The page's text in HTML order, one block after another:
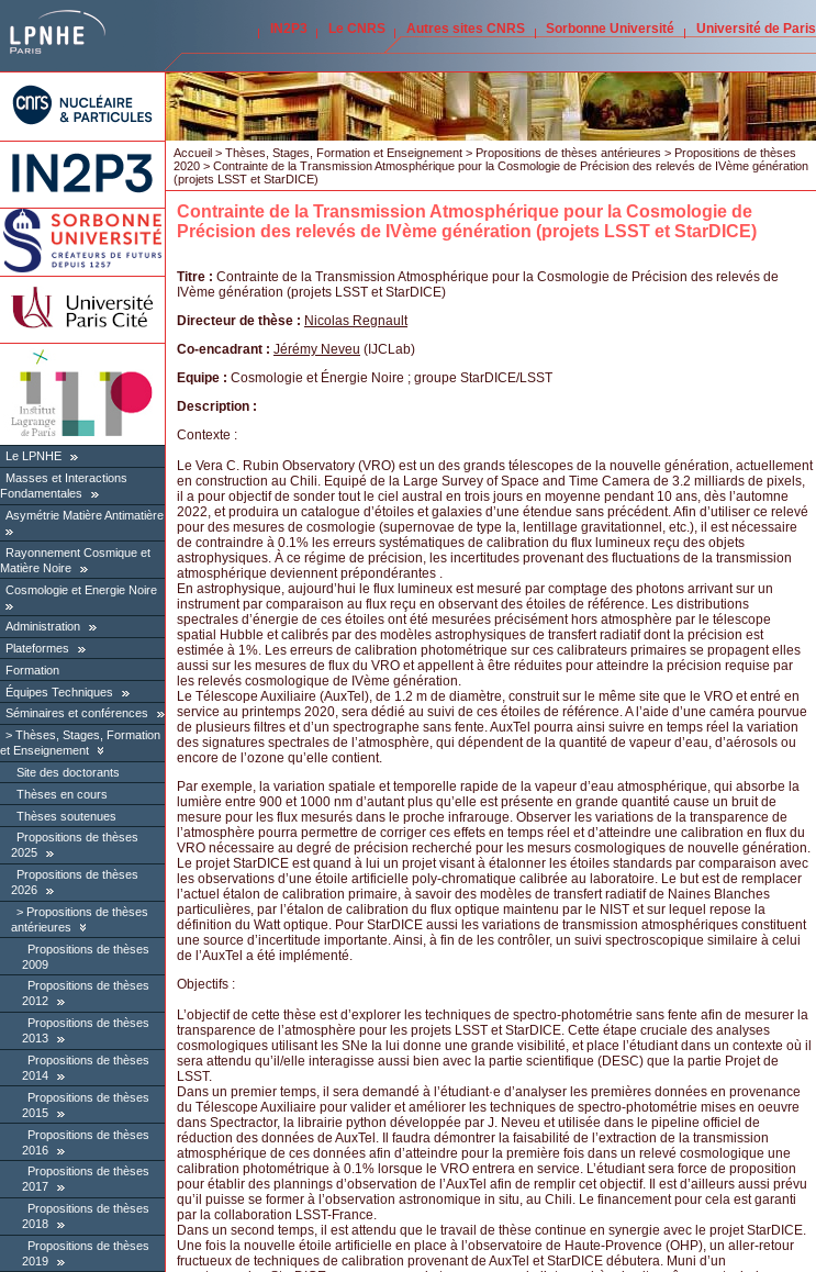
IN2P3 Le CNRS Autres sites CNRS Sorbonne Université Université de Paris
Le LPNHE
Masses et Interactions
Fondamentales
Asymétrie Matière Antimatière
Rayonnement Cosmique et
Matière Noire
Cosmologie et Energie Noire
Administration
Plateformes
Formation
Équipes Techniques
Séminaires et conférences
Thèses, Stages, Formation
et Enseignement
Site des doctorants
Thèses en cours
Thèses soutenues
Propositions de thèses
2025
Propositions de thèses
2026
Propositions de thèses
antérieures
Propositions de thèses
2009
Propositions de thèses
2012
Propositions de thèses
2013
Propositions de thèses
2014
Propositions de thèses
2015
Propositions de thèses
2016
Propositions de thèses
2017
Propositions de thèses
2018
Propositions de thèses
2019
Accueil > Thèses, Stages, Formation et Enseignement > Propositions de thèses antérieures > Propositions de thèses
2020 > Contrainte de la Transmission Atmosphérique pour la Cosmologie de Précision des relevés de IVème génération
(projets LSST et StarDICE)
Contrainte de la Transmission Atmosphérique pour la Cosmologie de
Précision des relevés de IVème génération (projets LSST et StarDICE)
Titre : Contrainte de la Transmission Atmosphérique pour la Cosmologie de Précision des relevés de
IVème génération (projets LSST et StarDICE)
Directeur de thèse : Nicolas Regnault
Co-encadrant : Jérémy Neveu (IJCLab)
Equipe : Cosmologie et Énergie Noire ; groupe StarDICE/LSST
Description :
Contexte :
Le ​Vera C. Rubin Observatory (VRO) est un des grands télescopes de la nouvelle génération, actuellement
en construction au Chili. Equipé de la ​Large Survey of Space and Time Camera de 3.2 milliards de pixels,
il a pour objectif de sonder tout le ciel austral en trois jours en moyenne pendant 10 ans, dès l’automne
2022, et produira un catalogue d’étoiles et galaxies d’une étendue sans précédent. Afin d’utiliser ce relevé
pour des mesures de cosmologie (supernovae de type Ia, lentillage gravitationnel, etc.), il est nécessaire
de contraindre à 0.1% les erreurs systématiques de calibration du flux lumineux reçu des objets
astrophysiques. À ce régime de précision, les incertitudes provenant des fluctuations de la transmission
atmosphérique deviennent prépondérantes .
En astrophysique, aujourd’hui le flux lumineux est mesuré par comptage des photons arrivant sur un
instrument par comparaison au flux reçu en observant des étoiles de référence. Les distributions
spectrales d’énergie de ces étoiles ont été mesurées précisément hors atmosphère par le télescope
spatial Hubble et calibrés par des modèles astrophysiques de transfert radiatif dont la précision est
estimée à 1%. Les erreurs de calibration photométrique sur ces calibrateurs primaires se propagent elles
aussi sur les mesures de flux du VRO et appellent à être réduites pour atteindre la précision requise par
les relevés cosmologique de IVème génération.
Le ​Télescope Auxiliaire (AuxTel), de 1.2 m de diamètre, construit sur le même site que le VRO et entré en
service au printemps 2020, sera dédié au suivi de ces étoiles de référence. A l’aide d’une caméra pourvue
de plusieurs filtres et d’un spectrographe sans fente. AuxTel pourra ainsi suivre en temps réel la variation
des signatures spectrales de l’atmosphère, qui dépendent de la quantité de vapeur d’eau, d’aérosols ou
encore de l’ozone qu’elle contient.
Par exemple, la variation spatiale et temporelle rapide de la vapeur d’eau atmosphérique, qui absorbe la
lumière entre 900 et 1000 nm d’autant plus qu’elle est présente en grande quantité cause un bruit de
mesure pour les flux mesurés dans le proche infrarouge. Observer les variations de la transparence de
l’atmosphère pourra permettre de corriger ces effets en temps réel et d’atteindre une calibration en flux du
VRO nécessaire au degré de précision recherché pour les mesurs cosmologiques de nouvelle génération.
Le projet StarDICE est quand à lui un projet visant à étalonner les étoiles standards par comparaison avec
les observations d’une étoile artificielle poly-chromatique calibrée au laboratoire. Le but est de remplacer
l’actuel étalon de calibration primaire, à savoir des modèles de transfert radiatif de Naines Blanches
particulières, par l’étalon de calibration du flux optique maintenu par le NIST et sur lequel repose la
définition du Watt optique. Pour StarDICE aussi les variations de transmission atmosphériques constituent
une source d’incertitude importante. Ainsi, à fin de les contrôler, un suivi spectroscopique similaire à celui
de l’AuxTel a été implémenté.
Objectifs :
L’objectif de cette thèse est d’explorer les techniques de spectro-photométrie sans fente afin de mesurer la
transparence de l’atmosphère pour les projets LSST et StarDICE. Cette étape cruciale des analyses
cosmologiques utilisant les SNe Ia lui donne une grande visibilité, et place l’étudiant dans un contexte où il
sera attendu qu’il/elle interagisse aussi bien avec la partie scientifique (DESC) que la partie Projet de
LSST.
Dans un premier temps, il sera demandé à l’étudiant·e d’analyser les premières données en provenance
du Télescope Auxiliaire pour valider et améliorer les techniques de spectro-photométrie mises en oeuvre
dans ​Spectractor​, la librairie python développée par J. Neveu et utilisée dans le pipeline officiel de
réduction des données de AuxTel. Il faudra démontrer la faisabilité de l’extraction de la transmission
atmosphérique de ces données afin d’atteindre pour la première fois dans un relevé cosmologique une
calibration photométrique à 0.1% lorsque le VRO entrera en service. L’étudiant sera force de proposition
pour établir des plannings d’observation de l’AuxTel afin de remplir cet objectif. Il est d’ailleurs aussi prévu
qu’il puisse se former à l’observation astronomique in situ, au Chili. Le financement pour cela est garanti
par la collaboration LSST-France.
Dans un second temps, il est attendu que le travail de thèse continue en synergie avec le projet StarDICE.
Une fois la nouvelle étoile artificielle en place à l’observatoire de Haute-Provence (OHP), un aller-retour
fructueux de techniques de calibration provenant de AuxTel et StarDICE débutera. Muni d’un